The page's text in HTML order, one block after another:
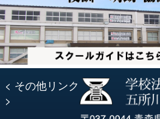
ョ
ン
< その他リンク
>